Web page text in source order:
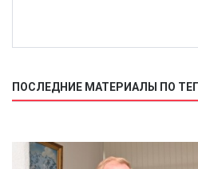
ПОСЛЕДНИЕ МАТЕРИАЛЫ ПО